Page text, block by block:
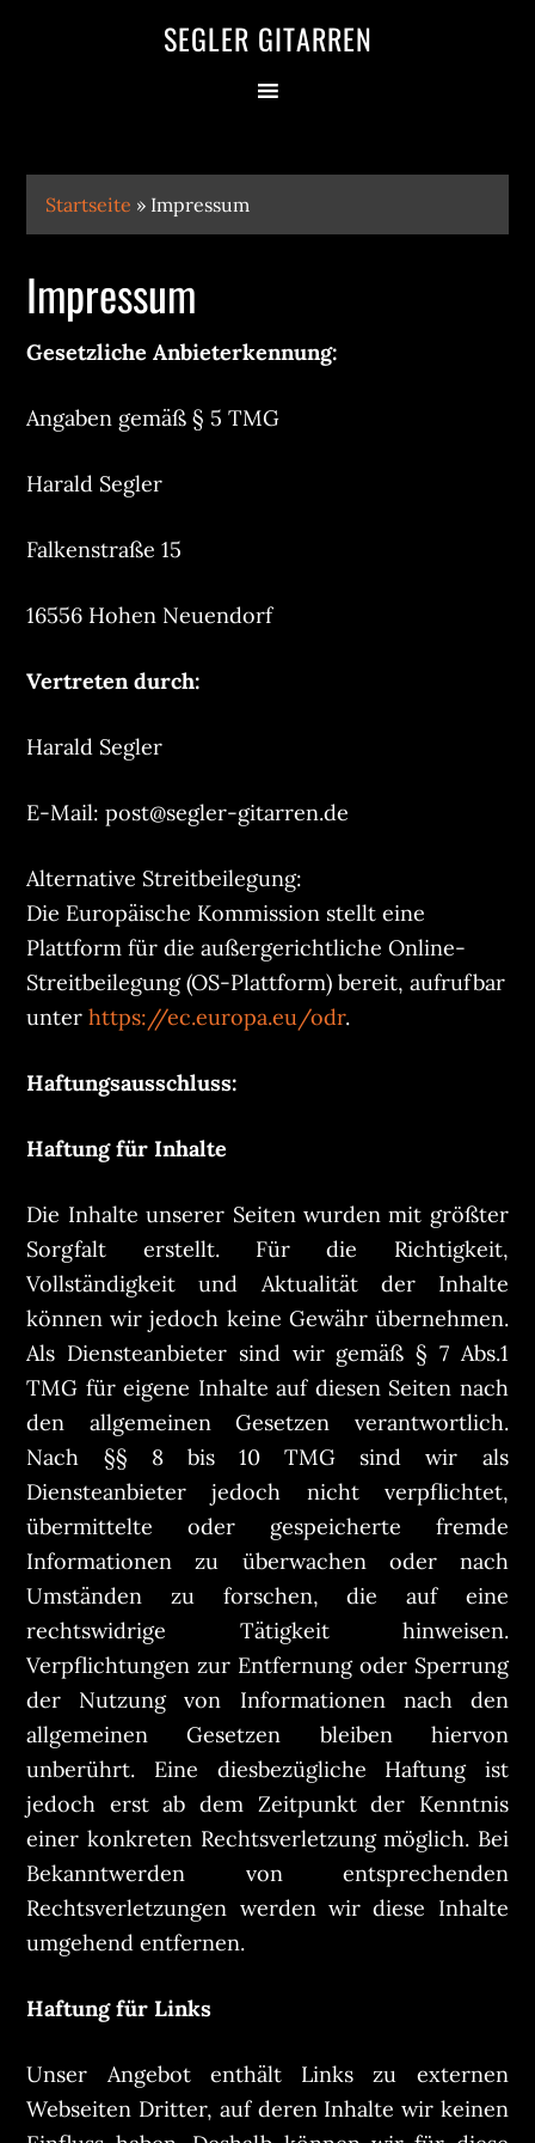
SEGLER GITARREN
Startseite » Impressum
Impressum
Gesetzliche Anbieterkennung:
Angaben gemäß § 5 TMG
Harald Segler
Falkenstraße 15
16556 Hohen Neuendorf
Vertreten durch:
Harald Segler
E-Mail: post@segler-gitarren.de
Alternative Streitbeilegung:
Die Europäische Kommission stellt eine
Plattform für die außergerichtliche Online-
Streitbeilegung (OS-Plattform) bereit, aufrufbar
unterhttps://ec.europa.eu/odr.
Haftungsausschluss:
Haftung für Inhalte
Die Inhalte unserer Seiten wurden mit größter
Sorgfalt erstellt. Für die Richtigkeit,
Vollständigkeit und Aktualität der Inhalte
können wir jedoch keine Gewähr übernehmen.
Als Diensteanbieter sind wir gemäß § 7 Abs.1
TMG für eigene Inhalte auf diesen Seiten nach
den allgemeinen Gesetzen verantwortlich.
Nach §§ 8 bis 10 TMG sind wir als
Diensteanbieter jedoch nicht verpflichtet,
übermittelte oder gespeicherte fremde
Informationen zu überwachen oder nach
Umständen zu forschen, die auf eine
rechtswidrige Tätigkeit hinweisen.
Verpflichtungen zur Entfernung oder Sperrung
der Nutzung von Informationen nach den
allgemeinen Gesetzen bleiben hiervon
unberührt. Eine diesbezügliche Haftung ist
jedoch erst ab dem Zeitpunkt der Kenntnis
einer konkreten Rechtsverletzung möglich. Bei
Bekanntwerden von entsprechenden
Rechtsverletzungen werden wir diese Inhalte
umgehend entfernen.
Haftung für Links
Unser Angebot enthält Links zu externen
Webseiten Dritter, auf deren Inhalte wir keinen